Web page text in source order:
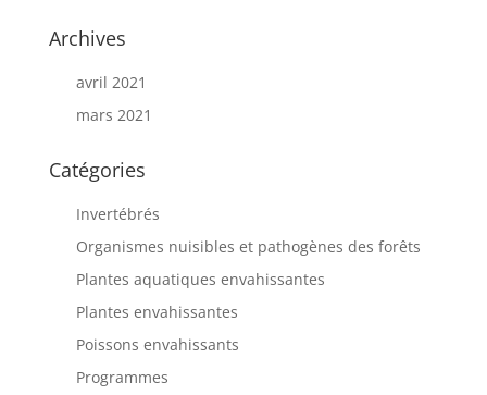
Archives
avril 2021
mars 2021
Catégories
Invertébrés
Organismes nuisibles et pathogènes des forêts
Plantes aquatiques envahissantes
Plantes envahissantes
Poissons envahissants
Programmes